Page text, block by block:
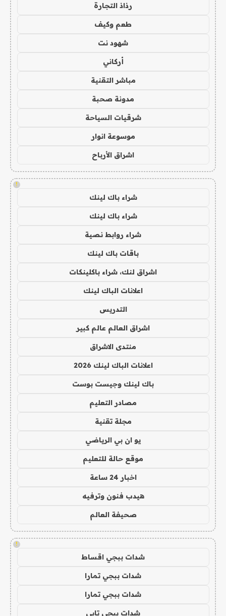
رذاذ التجارة
طعم وكيف
شهود نت
أركاني
مباشر التقنية
مدونة صحبة
شرقيات السياحة
موسوعة انوار
اشراق الأرباح
!
شراء باك لينك
شراء باك لينك
شراء روابط نصية
باقات باك لينك
اشراق لنك، شراء باكلينكات
اعلانات الباك لينك
التدريس
اشراق العالم عالم كبير
منتدى الاشراق
اعلانات الباك لينك 2026
باك لينك وجيست بوست
مصادر التعليم
مجلة تقنية
يو ان بي الرياضي
موقع حالة للتعليم
اخبار 24 ساعة
هيدب فنون وترفيه
صحيفة العالم
!
شدات ببجي اقساط
شدات ببجي تمارا
شدات ببجي تمارا
شدات ببجي تابي